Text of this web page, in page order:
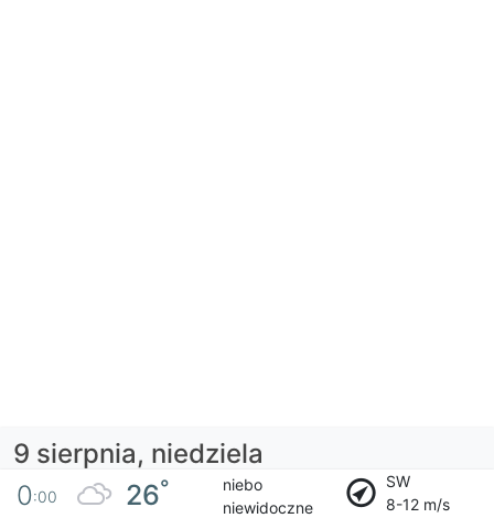
9 sierpnia, niedziela
0:00 26°
niebo
niewidoczne
SW
8-12 m/s